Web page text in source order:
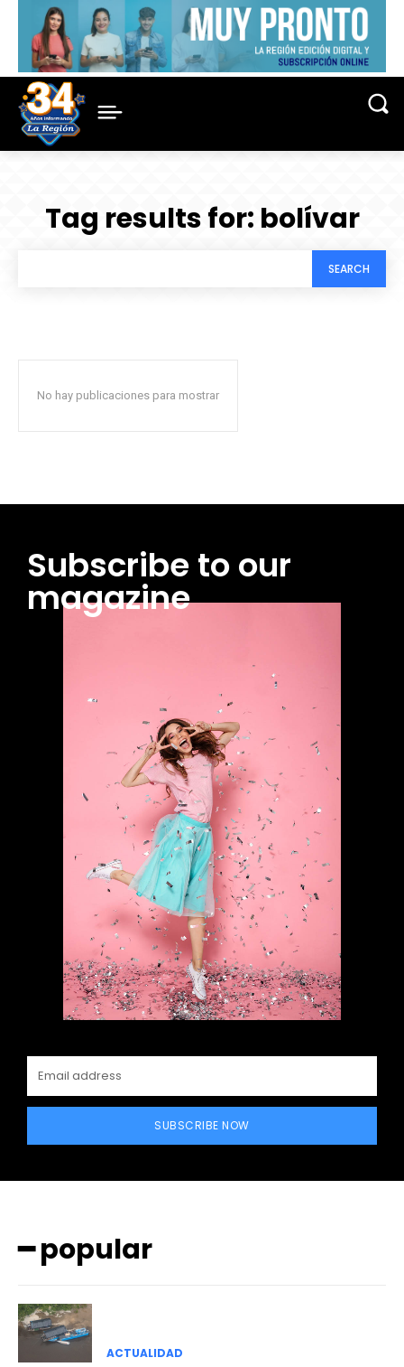
Tag results for: bolívar
SEARCH
No hay publicaciones para mostrar
Subscribe to our
magazine
SUBSCRIBE NOW
━ popular
ACTUALIDAD